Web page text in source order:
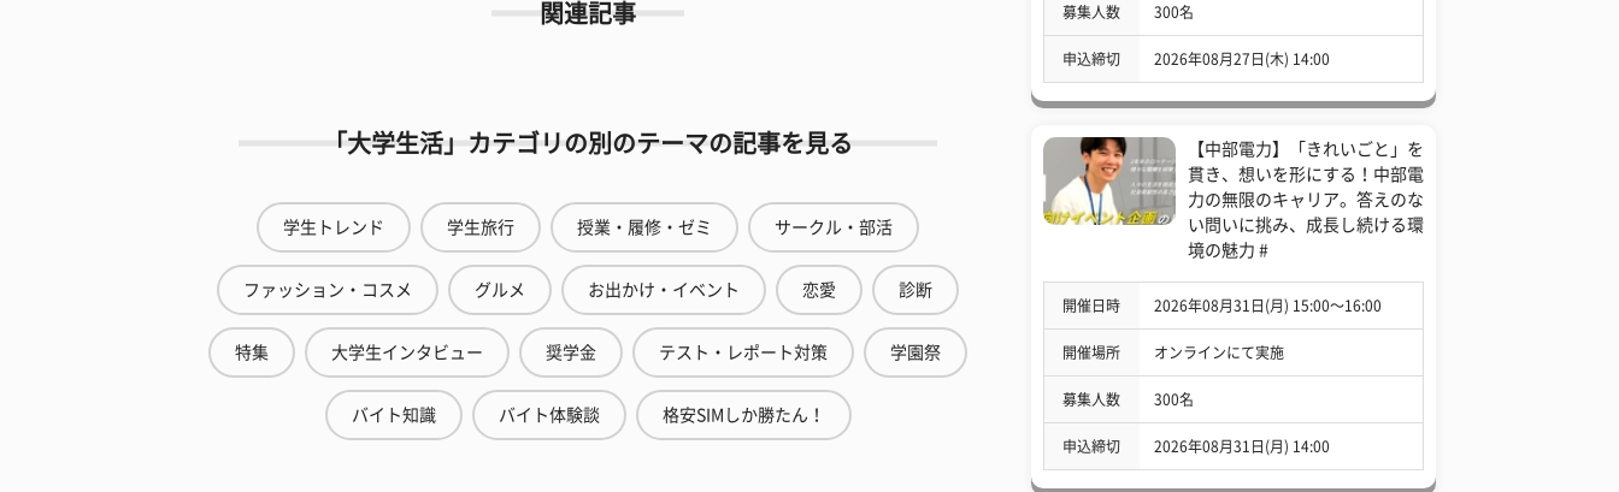
関連記事
「大学生活」カテゴリの別のテーマの記事を見る
学生トレンド 学生旅行 授業・履修・ゼミ サークル・部活
ファッション・コスメ グルメ お出かけ・イベント 恋愛 診断
特集 大学生インタビュー 奨学金 テスト・レポート対策 学園祭
バイト知識 バイト体験談 格安SIMしか勝たん！
募集人数 300名
申込締切 2026年08月27日(木) 14:00
【中部電力】「きれいごと」を
貫き、想いを形にする！中部電
力の無限のキャリア。答えのな
い問いに挑み、成長し続ける環
境の魅力 #
開催日時 2026年08月31日(月) 15:00〜16:00
開催場所 オンラインにて実施
募集人数 300名
申込締切 2026年08月31日(月) 14:00